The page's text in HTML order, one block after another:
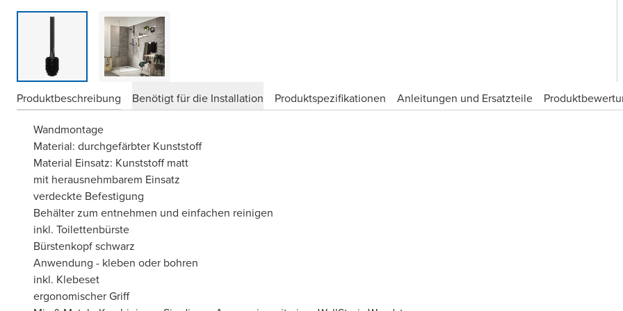
Produktbeschreibung Benötigt für die Installation Produktspezifikationen Anleitungen und Ersatzteile
Wandmontage
Material: durchgefärbter Kunststoff
Material Einsatz: Kunststoff matt
mit herausnehmbarem Einsatz
verdeckte Befestigung
Behälter zum entnehmen und einfachen reinigen
inkl. Toilettenbürste
Bürstenkopf schwarz
Anwendung - kleben oder bohren
inkl. Klebeset
ergonomischer Griff